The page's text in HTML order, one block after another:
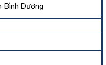
Bình Dương